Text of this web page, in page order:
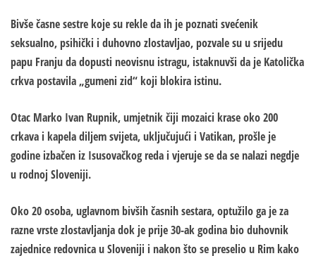
Bivše časne sestre koje su rekle da ih je poznati svećenik
seksualno, psihički i duhovno zlostavljao, pozvale su u srijedu
papu Franjuda dopusti neovisnu istragu, istaknuvši da je Katolička
crkva postavila „gumeni zid“ koji blokira istinu.
Otac Marko Ivan Rupnik, umjetnik čiji mozaici krase oko 200
crkava i kapela diljem svijeta, uključujući i Vatikan, prošle je
godine izbačen iz Isusovačkog reda i vjeruje se da se nalazi negdje
u rodnoj Sloveniji.
Oko 20 osoba, uglavnom bivših časnih sestara, optužilo ga je za
razne vrste zlostavljanja dok je prije 30-ak godina bio duhovnik
zajednice redovnica u Sloveniji i nakon što se preselio u Rim kako